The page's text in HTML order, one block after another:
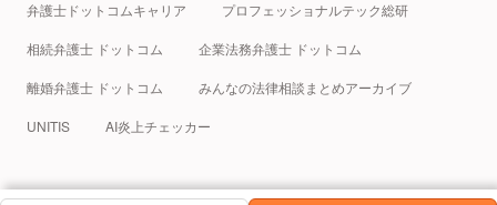
弁護士ドットコムキャリア プロフェッショナルテック総研
相続弁護士 ドットコム 企業法務弁護士 ドットコム
離婚弁護士 ドットコム みんなの法律相談まとめアーカイブ
UNITIS AI炎上チェッカー